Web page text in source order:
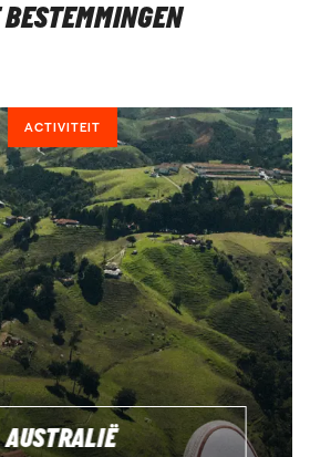
ACTIVITEIT
AUSTRALIË